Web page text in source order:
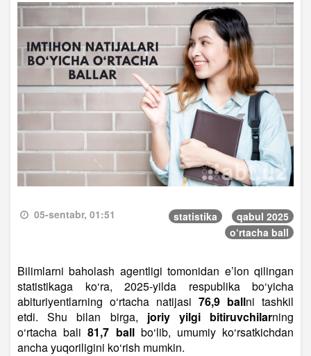
05-sentabr, 01:51 statistika
qabul 2025
o‘rtacha ball
Bilimlarni baholash agentligi tomonidan e’lon qilingan
statistikaga ko‘ra, 2025-yilda respublika bo‘yicha
abituriyentlarning o‘rtacha natijasi 76,9 ballni tashkil
etdi. Shu bilan birga, joriy yilgi bitiruvchilarning
o‘rtacha bali81,7 ballbo‘lib, umumiy ko‘rsatkichdan
ancha yuqoriligini ko‘rish mumkin.